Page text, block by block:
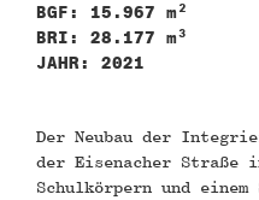
BGF: 15.967 m²
BRI: 28.177 m³
JAHR: 2021
Der Neubau der
der Eisenacher
Schulkörpern und